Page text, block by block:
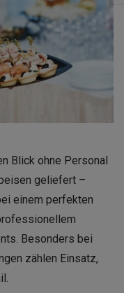
Blick ohne Personal
geliefert –
einem perfekten
Besonders bei
zählen Einsatz,